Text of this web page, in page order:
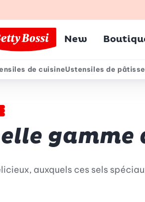
Menu
New
secondaire
de cuisineUstensiles de
gamme
auxquels ces sels